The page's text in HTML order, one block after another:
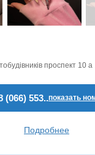
проспект 10 а
(066) 553..показать
Подробнее